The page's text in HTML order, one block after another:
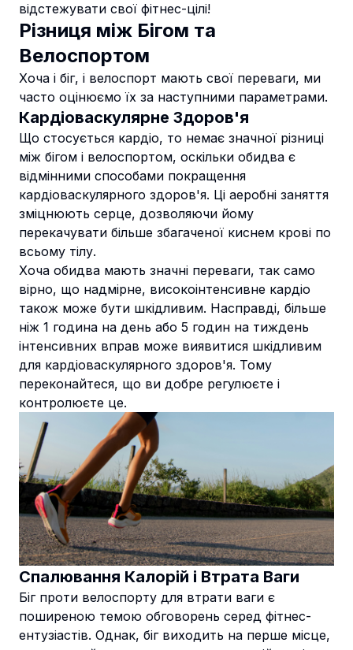
відстежувати свої фітнес-цілі!
Різниця між Бігом та
Велоспортом
Хоча і біг, і велоспорт мають свої переваги, ми
часто оцінюємо їх за наступними параметрами.
Кардіоваскулярне Здоров'я
Що стосується кардіо, то немає значної різниці
між бігом і велоспортом, оскільки обидва є
відмінними способами покращення
кардіоваскулярного здоров'я. Ці аеробні заняття
зміцнюють серце, дозволяючи йому
перекачувати більше збагаченої киснем крові по
всьому тілу.
Хоча обидва мають значні переваги, так само
вірно, що надмірне, високоінтенсивне кардіо
також може бути шкідливим. Насправді, більше
ніж 1 година на день або 5 годин на тиждень
інтенсивних вправ може виявитися шкідливим
для кардіоваскулярного здоров'я. Тому
переконайтеся, що ви добре регулюєте і
контролюєте це.
Спалювання Калорій і Втрата Ваги
Біг проти велоспорту для втрати ваги є
поширеною темою обговорень серед фітнес-
ентузіастів. Однак, біг виходить на перше місце,